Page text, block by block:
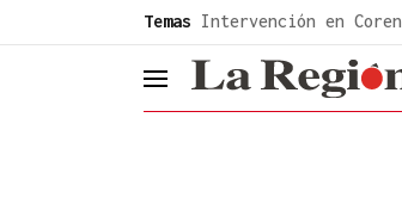
Temas Intervención en Coren
header.menu.open